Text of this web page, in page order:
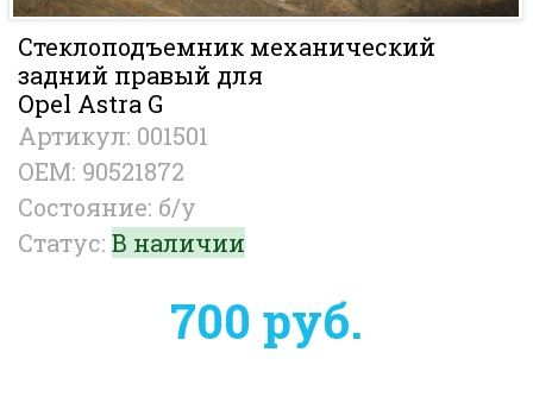
Стеклоподъемник механический
задний правый для
Opel Astra G
Артикул: 001501
OEM: 90521872
Состояние: б/у
Статус: В наличии
700 руб.